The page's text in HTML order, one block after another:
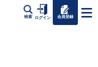
検索 ログイン 会員登録